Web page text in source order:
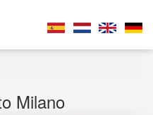
Milano